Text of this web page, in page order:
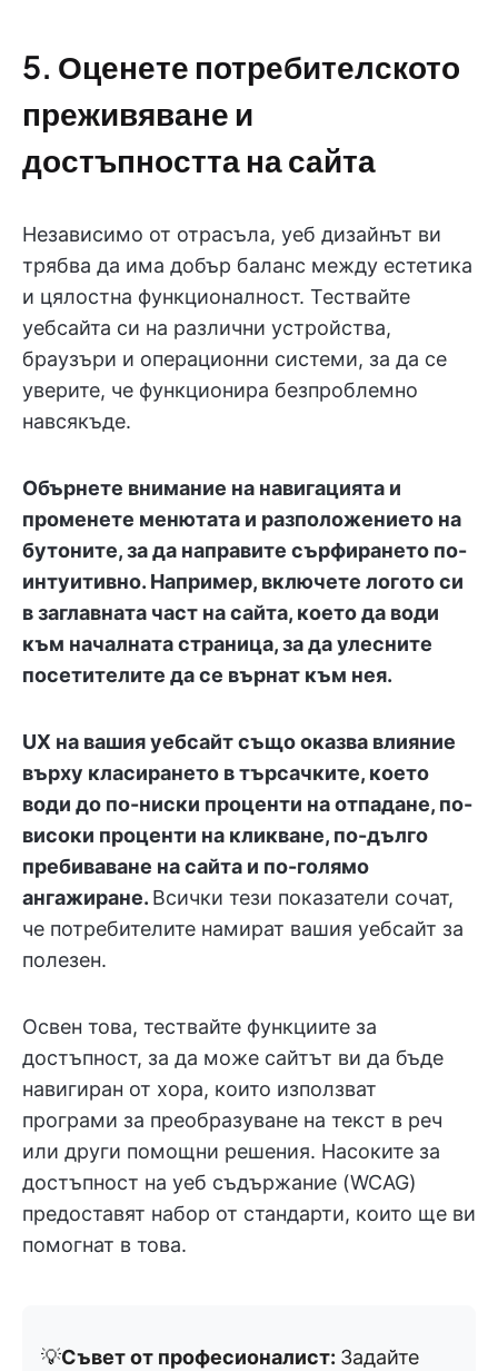
5. Оценете потребителското
преживяване и
достъпността на сайта
Независимо от отрасъла, уеб дизайнът ви
трябва да има добър баланс между естетика
и цялостна функционалност. Тествайте
уебсайта си на различни устройства,
браузъри и операционни системи, за да се
уверите, че функционира безпроблемно
навсякъде.
Обърнете внимание на навигацията и
променете менютата и разположението на
бутоните, за да направите сърфирането по-
интуитивно. Например, включете логото си
в заглавната част на сайта, което да води
към началната страница, за да улесните
посетителите да се върнат към нея.
UX на вашия уебсайт също оказва влияние
върху класирането в търсачките, което
води до по-ниски проценти на отпадане, по-
високи проценти на кликване, по-дълго
пребиваване на сайта и по-голямо
ангажиране. Всички тези показатели сочат,
че потребителите намират вашия уебсайт за
полезен.
Освен това, тествайте функциите за
достъпност, за да може сайтът ви да бъде
навигиран от хора, които използват
програми за преобразуване на текст в реч
или други помощни решения. Насоките за
достъпност на уеб съдържание (WCAG)
предоставят набор от стандарти, които ще ви
помогнат в това.
💡Съвет от професионалист: Задайте